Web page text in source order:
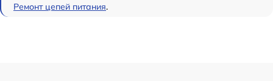
Ремонт цепей питания.